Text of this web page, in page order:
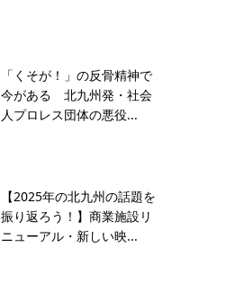
「くそが！」の反骨精神で
今がある 北九州発・社会
人プロレス団体の悪役...
【2025年の北九州の話題を
振り返ろう！】商業施設リ
ニューアル・新しい映...